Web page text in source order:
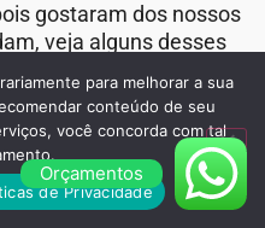
gostaram dos nossos
veja alguns desses
satisfeita com o
Orçamentos
para melhorar a sua
conteúdo de seu
você concorda com tal
de Privacidade